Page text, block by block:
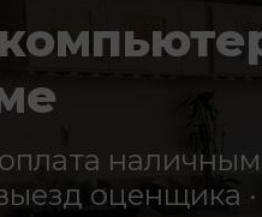
оценщика